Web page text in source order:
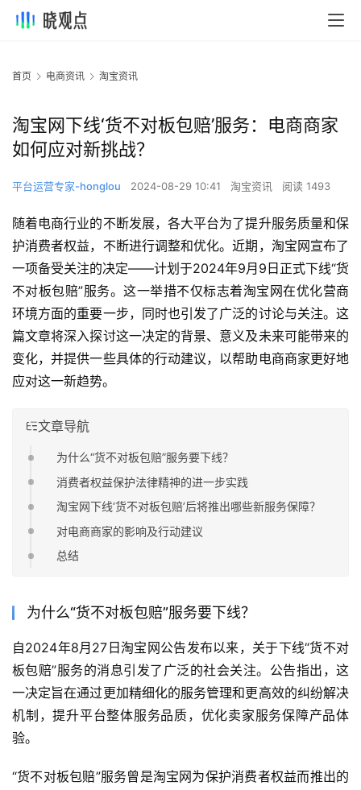
首页 电商资讯 淘宝资讯
淘宝网下线‘货不对板包赔’服务：电商商家
如何应对新挑战？
平台运营专家-honglou 2024-08-29 10:41 淘宝资讯 阅读 1493
随着电商行业的不断发展，各大平台为了提升服务质量和保
护消费者权益，不断进行调整和优化。近期，淘宝网宣布了
一项备受关注的决定——计划于2024年9月9日正式下线“货
不对板包赔”服务。这一举措不仅标志着淘宝网在优化营商
环境方面的重要一步，同时也引发了广泛的讨论与关注。这
篇文章将深入探讨这一决定的背景、意义及未来可能带来的
变化，并提供一些具体的行动建议，以帮助电商商家更好地
应对这一新趋势。
文章导航
为什么“货不对板包赔”服务要下线？
消费者权益保护法律精神的进一步实践
淘宝网下线‘货不对板包赔’后将推出哪些新服务保障？
对电商商家的影响及行动建议
总结
为什么“货不对板包赔”服务要下线？
自2024年8月27日淘宝网公告发布以来，关于下线“货不对
板包赔”服务的消息引发了广泛的社会关注。公告指出，这
一决定旨在通过更加精细化的服务管理和更高效的纠纷解决
机制，提升平台整体服务品质，优化卖家服务保障产品体
验。
“货不对板包赔”服务曾是淘宝网为保护消费者权益而推出的